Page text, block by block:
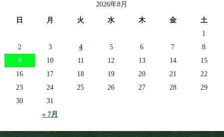
2026年8月
日 月 火 水 木 金 土
« 7月
1
2
3 4 5 6 7
8
9
10 11 12 13 14
15
16
17 18 19 20 21
22
23
24 25 26 27 28
29
30
31